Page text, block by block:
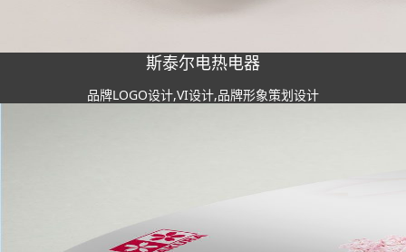
斯泰尔电热电器
品牌LOGO设计,VI设计,品牌形象策划设计